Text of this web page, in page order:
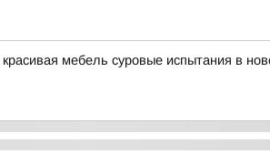
мебель суровые испытания в